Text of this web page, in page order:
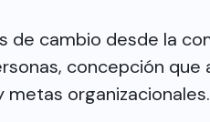
de cambio desde la
concepción
organizacionales.